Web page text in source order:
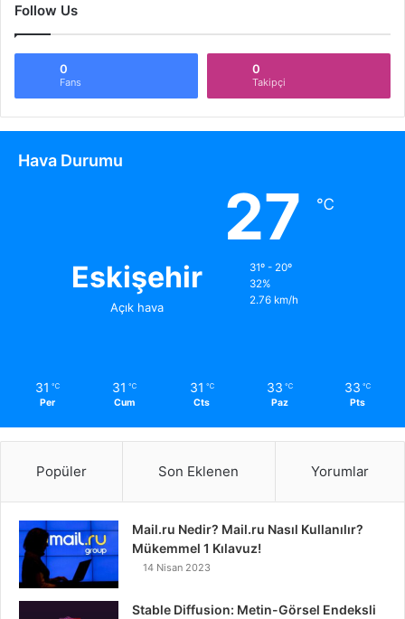
Follow Us
0
Fans
0
Takipçi
Hava Durumu
Eskişehir
Açık hava
27 ℃
31º - 20º
32%
2.76 km/h
31 ℃
Per
31 ℃
Cum
31 ℃
Cts
33 ℃
Paz
33 ℃
Pts
Popüler Son Eklenen Yorumlar
Mail.ru Nedir? Mail.ru Nasıl Kullanılır?
Mükemmel 1 Kılavuz!
14 Nisan 2023
Stable Diffusion: Metin-Görsel Endeksli